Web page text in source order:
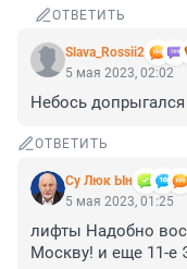
ОТВЕТИТЬ
Slava_Rossii2
5 мая 2023, 02:02
Небось
ОТВЕТИТЬ
Су Люк Ын
5 мая 2023, 01:25
лифты Надобно
Москву! и еще 11-е